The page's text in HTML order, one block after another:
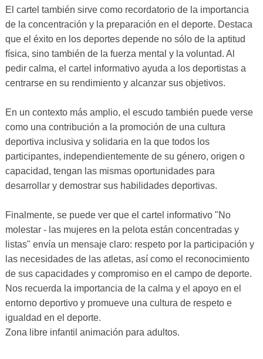
El cartel también sirve como recordatorio de la importancia
de la concentración y la preparación en el deporte. Destaca
que el éxito en los deportes depende no sólo de la aptitud
física, sino también de la fuerza mental y la voluntad. Al
pedir calma, el cartel informativo ayuda a los deportistas a
centrarse en su rendimiento y alcanzar sus objetivos.
En un contexto más amplio, el escudo también puede verse
como una contribución a la promoción de una cultura
deportiva inclusiva y solidaria en la que todos los
participantes, independientemente de su género, origen o
capacidad, tengan las mismas oportunidades para
desarrollar y demostrar sus habilidades deportivas.
Finalmente, se puede ver que el cartel informativo "No
molestar - las mujeres en la pelota están concentradas y
listas" envía un mensaje claro: respeto por la participación y
las necesidades de las atletas, así como el reconocimiento
de sus capacidades y compromiso en el campo de deporte.
Nos recuerda la importancia de la calma y el apoyo en el
entorno deportivo y promueve una cultura de respeto e
igualdad en el deporte.
Zona libre infantil animación para adultos.